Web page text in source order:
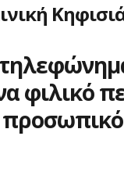
φιλικό
προσωπικό